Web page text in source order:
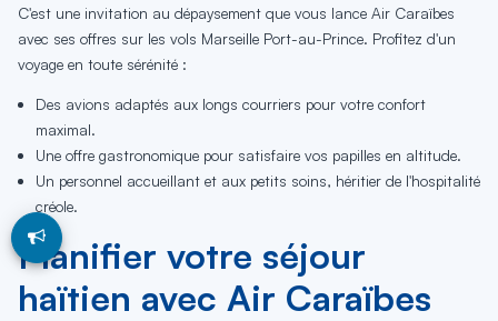
C'est une invitation au dépaysement que vous lance Air Caraïbes
avec ses offres sur les vols Marseille Port-au-Prince. Profitez d'un
voyage en toute sérénité :
Des avions adaptés aux longs courriers pour votre confort
maximal.
Une offre gastronomique pour satisfaire vos papilles en altitude.
Un personnel accueillant et aux petits soins, héritier de l'hospitalité
créole.
Planifier votre séjour
haïtien avec Air Caraïbes